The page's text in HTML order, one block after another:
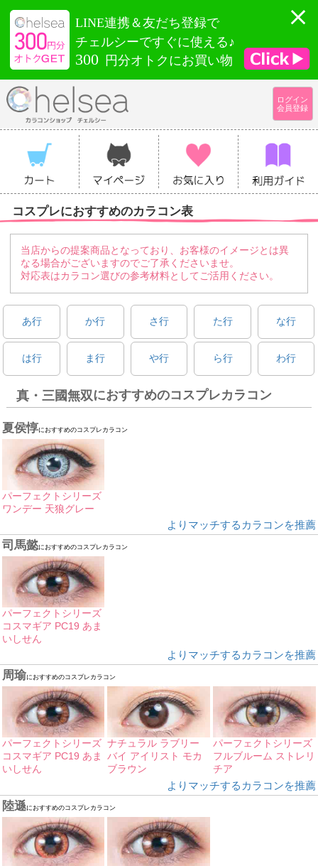
LINE連携＆友だち登録で
チェルシーですぐに使える♪
300 円分オトクにお買い物
ログイン
会員登録
コスプレにおすすめのカラコン表
当店からの提案商品となっており、お客様のイメージとは異
なる場合がございますのでご了承くださいませ。
対応表はカラコン選びの参考材料としてご活用ください。
あ行 か行 さ行 た行 な行
は行 ま行 や行 ら行 わ行
真・三國無双におすすめのコスプレカラコン
夏侯惇におすすめのコスプレカラコン
パーフェクトシリーズ
ワンデー 天狼グレー
よりマッチするカラコンを推薦
司馬懿におすすめのコスプレカラコン
パーフェクトシリーズ
コスマギア PC19 あま
いしせん
よりマッチするカラコンを推薦
周瑜におすすめのコスプレカラコン
パーフェクトシリーズ
コスマギア PC19 あま
いしせん
ナチュラル ラブリー
バイ アイリスト モカ
ブラウン
パーフェクトシリーズ
フルブルーム ストレリ
チア
よりマッチするカラコンを推薦
陸遜におすすめのコスプレカラコン